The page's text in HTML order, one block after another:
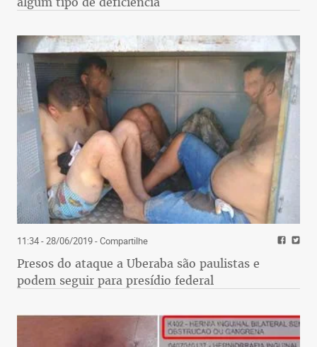
11:34 - 28/06/2019- Compartilhe
Presos do ataque a Uberaba são paulistas e
podem seguir para presídio federal